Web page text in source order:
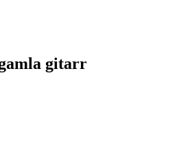
gitarr